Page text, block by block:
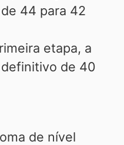
44 para 42
etapa, a
de 40
de nível